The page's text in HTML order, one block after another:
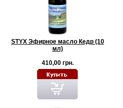
STYX Эфирное масло Кедр (10
мл)
410,00 грн.